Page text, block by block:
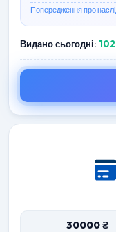
Попередження про
Видано сьогодні: 102
30000 ₴